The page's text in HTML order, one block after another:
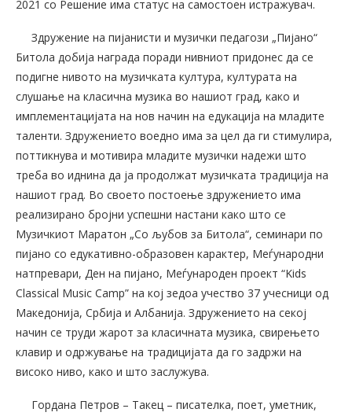
2021 со Решение има статус на самостоен истражувач.
Здружение на пијанисти и музички педагози „Пијано“
Битола добија награда поради нивниот придонес да се
подигне нивото на музичката култура, културата на
слушање на класична музика во нашиот град, како и
имплементацијата на нов начин на едукација на младите
таленти. Здружението воедно има за цел да ги стимулира,
поттикнува и мотивира младите музички надежи што
треба во иднина да ја продолжат музичката традиција на
нашиот град. Во своето постоење здружението има
реализирано бројни успешни настани како што се
Музичкиот Маратон „Со љубов за Битола“, семинари по
пијано со едукативно-образовен карактер, Меѓународни
натпревари, Ден на пијано, Меѓународен проект “Kids
Classical Music Camp” на кој зедоа учество 37 учесници од
Македонија, Србија и Албанија. Здружението на секој
начин се труди жарот за класичната музика, свирењето
клавир и одржување на традицијата да го задржи на
високо ниво, како и што заслужува.
Гордана Петров – Такец – писателка, поет, уметник,